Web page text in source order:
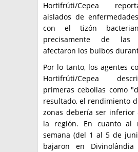
Hortifrúti/Cepea
aislados de
con el tizón
precisamente de
afectaron los bulbos
Por lo tanto, los agentes
Hortifrúti/Cepea
primeras cebollas como
resultado, el rendimiento
zonas debería ser
la región. En cuanto al
semana (del 1 al 5 de
bajaron en